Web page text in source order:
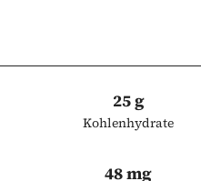
25 g
Kohlenhydrate
48 mg